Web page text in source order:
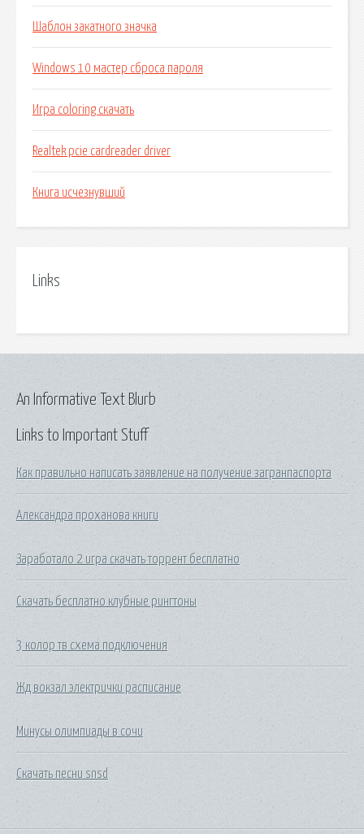
Шаблон закатного значка
Windows 10 мастер сброса пароля
Игра coloring скачать
Realtek pcie cardreader driver
Книга исчезнувший
Links
Links to Important Stuff
Как правильно написать заявление на получение загранпаспорта
Александра проханова книги
Заработало 2 игра скачать торрент бесплатно
Скачать бесплатно клубные рингтоны
3 колор тв схема подключения
Жд вокзал электрички расписание
Минусы олимпиады в сочи
Скачать песни snsd
An Informative Text Blurb